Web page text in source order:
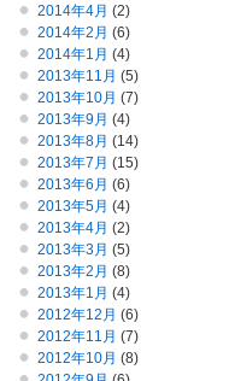
2014年4月 (2)
2014年2月 (6)
2014年1月 (4)
2013年11月 (5)
2013年10月 (7)
2013年9月 (4)
2013年8月 (14)
2013年7月 (15)
2013年6月 (6)
2013年5月 (4)
2013年4月 (2)
2013年3月 (5)
2013年2月 (8)
2013年1月 (4)
2012年12月 (6)
2012年11月 (7)
2012年10月 (8)